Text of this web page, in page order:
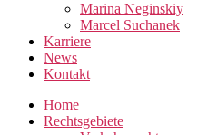
Marina Neginskiy
Marcel Suchanek
Karriere
News
Kontakt
Home
Rechtsgebiete